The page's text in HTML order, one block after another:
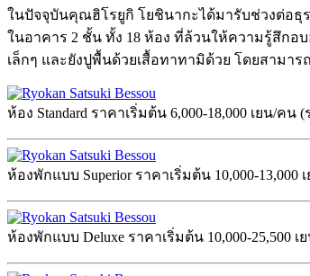
ในปัจจุบันคุณฮิโรยูกิ โยชินากะได้มารับช่วงต่อธุร
ในอาคาร 2 ชั้น ทั้ง 18 ห้อง ที่ล้วนให้ความรู้สึก
เล็กๆ และยังปูพื้นด้วยเสื้อทาทามิด้วย โดยสามา
ห้อง Standard ราคาเริ่มต้น 6,000-18,000 เยน/
ห้องพักแบบ Superior ราคาเริ่มต้น 10,000-
ห้องพักแบบ Deluxe ราคาเริ่มต้น 10,000-